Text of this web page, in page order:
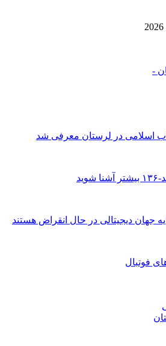
-
اسلامی در لرستان معرفی شد
جهان دیجیتالی در حال انقراض هستند
فوتبال